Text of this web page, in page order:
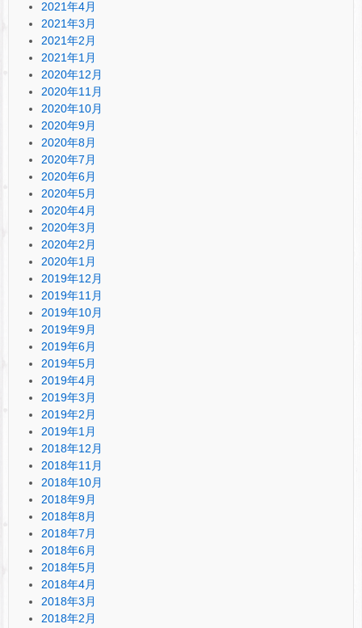
2021年4月
2021年3月
2021年2月
2021年1月
2020年12月
2020年11月
2020年10月
2020年9月
2020年8月
2020年7月
2020年6月
2020年5月
2020年4月
2020年3月
2020年2月
2020年1月
2019年12月
2019年11月
2019年10月
2019年9月
2019年6月
2019年5月
2019年4月
2019年3月
2019年2月
2019年1月
2018年12月
2018年11月
2018年10月
2018年9月
2018年8月
2018年7月
2018年6月
2018年5月
2018年4月
2018年3月
2018年2月